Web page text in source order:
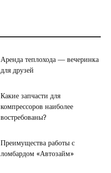
Аренда теплохода — вечеринка
для друзей
Какие запчасти для
компрессоров наиболее
востребованы?
Преимущества работы с
ломбардом «Автозайм»